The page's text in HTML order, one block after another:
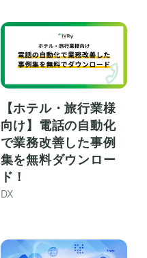
【ホテル・旅行業様
向け】電話の自動化
で業務改善した事例
集を無料ダウンロー
ド！
DX